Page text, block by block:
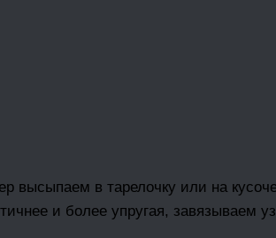
высыпаем в тарелочку или на
и более упругая, завязываем